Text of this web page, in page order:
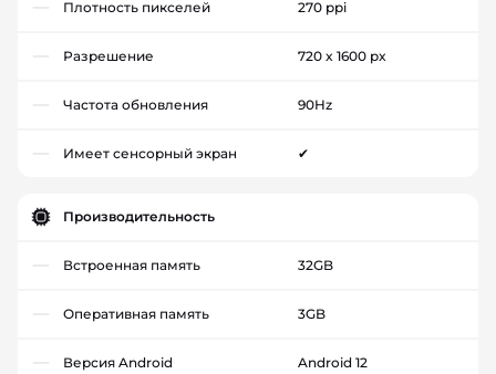
Плотность пикселей 270 ppi
Разрешение 720 x 1600 px
Частота обновления 90Hz
Имеет сенсорный экран ✔
Производительность
Встроенная память 32GB
Оперативная память 3GB
Версия Android Android 12